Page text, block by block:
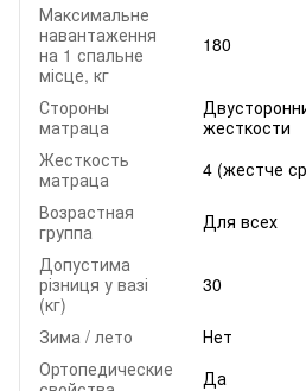
Максимальне
навантаження
на 1 спальне
місце, кг
180
Стороны
матраца
жесткости
Жесткость
матраца
4 (жестче
Возрастная
группа
Для всех
Допустима
різниця у вазі
(кг)
30
Зима / лето
Нет
Ортопедические
Да